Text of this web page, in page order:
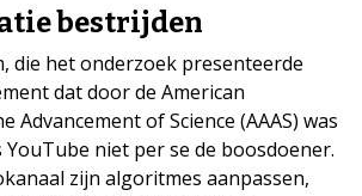
bestrijden
die het onderzoek presenteerde
dat door de American
Advancement of Science (AAAS) was
niet per se de boosdoener.
zijn algoritmes aanpassen,